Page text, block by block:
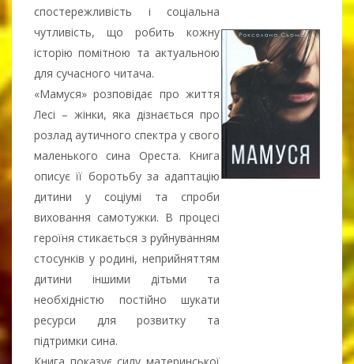
спостережливість і соціальна
чутливість, що робить кожну
історію помітною та актуальною
для сучасного читача.
«Мамуся» розповідає про життя
Лесі – жінки, яка дізнається про
розлад аутичного спектра у свого
маленького сина Ореста. Книга
описує її боротьбу за адаптацію
дитини у соціумі та спроби
виховання самотужки. В процесі
героїня стикається з руйнуванням
стосунків у родині, неприйняттям
дитини іншими дітьми та
необхідністю постійно шукати
ресурси для розвитку та
підтримки сина.